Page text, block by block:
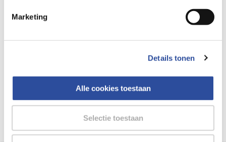
Marketing
Details tonen
Alle cookies toestaan
Selectie toestaan
⁠Verantwoorde zorg, ⁠ook online.
Altijd onze folder bij de hand
Check onze folders ⁠bij AlleFolders.